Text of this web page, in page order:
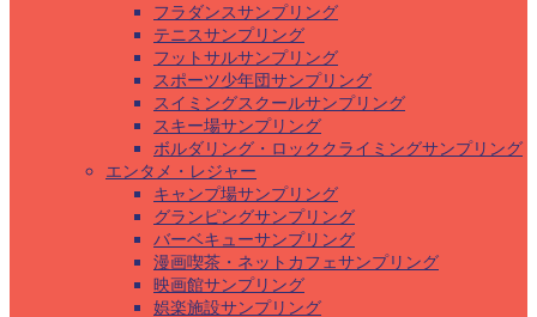
フラダンスサンプリング
テニスサンプリング
フットサルサンプリング
スポーツ少年団サンプリング
スイミングスクールサンプリング
スキー場サンプリング
ボルダリング・ロッククライミングサンプリング
エンタメ・レジャー
キャンプ場サンプリング
グランピングサンプリング
バーベキューサンプリング
漫画喫茶・ネットカフェサンプリング
映画館サンプリング
娯楽施設サンプリング